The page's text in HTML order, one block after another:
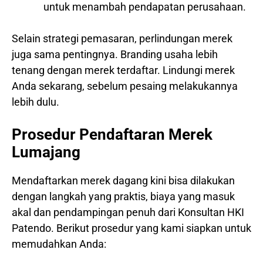
untuk menambah pendapatan perusahaan.
Selain strategi pemasaran, perlindungan merek
juga sama pentingnya. Branding usaha lebih
tenang dengan merek terdaftar. Lindungi merek
Anda sekarang, sebelum pesaing melakukannya
lebih dulu.
Prosedur Pendaftaran Merek
Lumajang
Mendaftarkan merek dagang kini bisa dilakukan
dengan langkah yang praktis, biaya yang masuk
akal dan pendampingan penuh dari Konsultan HKI
Patendo. Berikut prosedur yang kami siapkan untuk
memudahkan Anda: